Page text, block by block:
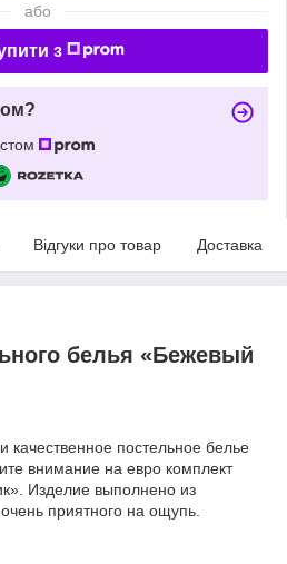
або
з
Відгуки про товар Доставка
белья «Бежевый
качественное постельное белье
внимание на евро комплект
Изделие выполнено из
приятного на ощупь.